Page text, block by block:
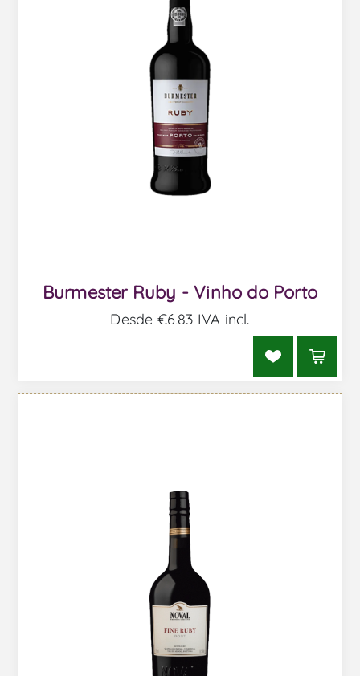
Burmester Ruby - Vinho do Porto
Desde €6,83 IVA incl.